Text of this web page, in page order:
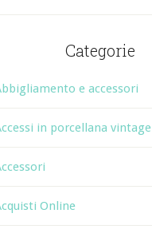
Categorie
e accessori
in porcellana vintage
Online